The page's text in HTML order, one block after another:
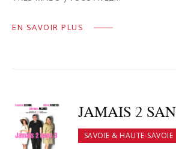
EN SAVOIR PLUS
JAMAIS 2
SAVOIE & HAUTE-SAVOIE